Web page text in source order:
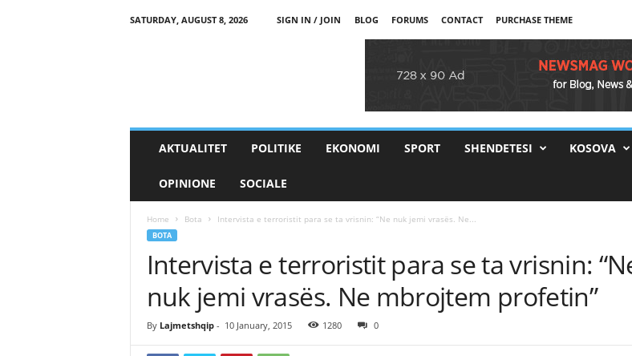
SATURDAY, AUGUST 8, 2026 SIGN IN / JOIN BLOG FORUMS CONTACT PURCHASE THEME
AKTUALITET POLITIKE EKONOMI SPORT SHENDETESI KOSOVA
OPINIONE SOCIALE
Home Bota Intervista e terroristit para se ta vrisnin: “Ne nuk jemi vrasës. Ne...
BOTA
Intervista e terroristit para se ta vrisnin:
nuk jemi vrasës. Ne mbrojtem profetin”
By Lajmetshqip- 10 January, 2015 1280 0